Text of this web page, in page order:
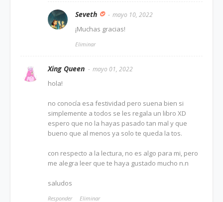
Seveth mayo 10, 2022
¡Muchas gracias!
Eliminar
Xing Queen mayo 01, 2022
hola!
no conocía esa festividad pero suena bien si
simplemente a todos se les regala un libro XD
espero que no la hayas pasado tan mal y que
bueno que al menos ya solo te queda la tos.
con respecto a la lectura, no es algo para mi, pero
me alegra leer que te haya gustado mucho n.n
saludos
Responder Eliminar